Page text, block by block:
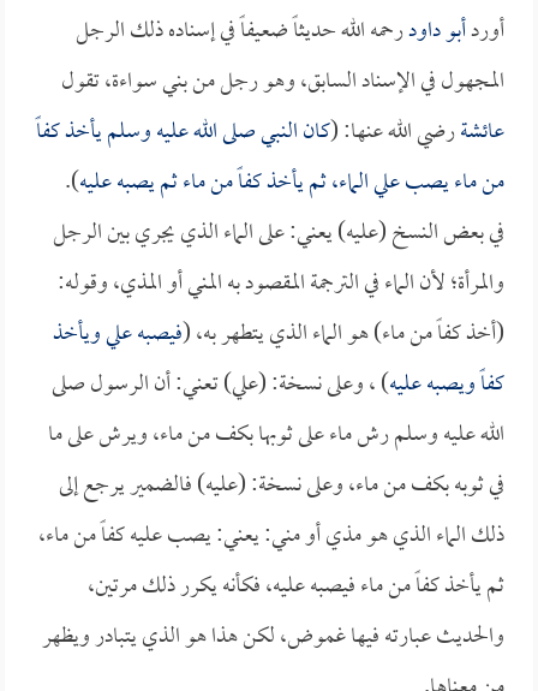
أوردأبو داودرحمه الله حديثاً ضعيفاً في إسناده ذلك الرجل
المجهول في الإسناد السابق، وهو رجل من بني سواءة، تقول
عائشةرضي الله عنها: (كان النبي صلى الله عليه وسلم يأخذ كفاً
من ماء يصب علي الماء، ثم يأخذ كفاً من ماء ثم يصبه عليه).
في بعض النسخ (عليه) يعني: على الماء الذي يجري بين الرجل
والمرأة؛ لأن الماء في الترجمة المقصود به المني أو المذي، وقوله:
(أخذ كفاً من ماء) هو الماء الذي يتطهر به، (فيصبه علي ويأخذ
كفاً ويصبه عليه) ، وعلى نسخة: (علي) تعني: أن الرسول صلى
الله عليه وسلم رش ماء على ثوبها بكف من ماء، ويرش على ما
في ثوبه بكف من ماء، وعلى نسخة: (عليه) فالضمير يرجع إلى
ذلك الماء الذي هو مذي أو مني: يعني: يصب عليه كفاً من ماء،
ثم يأخذ كفاً من ماء فيصبه عليه، فكأنه يكرر ذلك مرتين،
والحديث عبارته فيها غموض، لكن هذا هو الذي يتبادر ويظهر